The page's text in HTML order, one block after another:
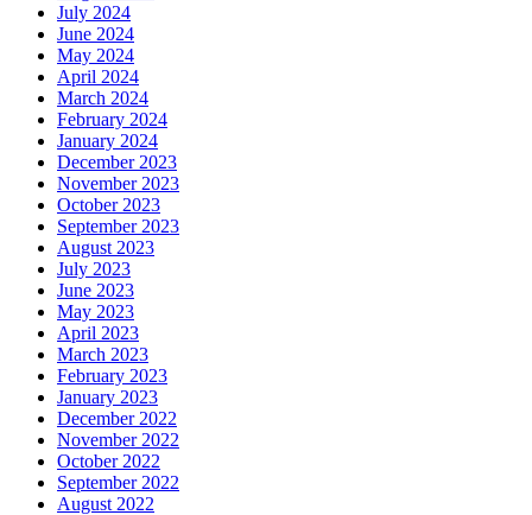
July 2024
June 2024
May 2024
April 2024
March 2024
February 2024
January 2024
December 2023
November 2023
October 2023
September 2023
August 2023
July 2023
June 2023
May 2023
April 2023
March 2023
February 2023
January 2023
December 2022
November 2022
October 2022
September 2022
August 2022